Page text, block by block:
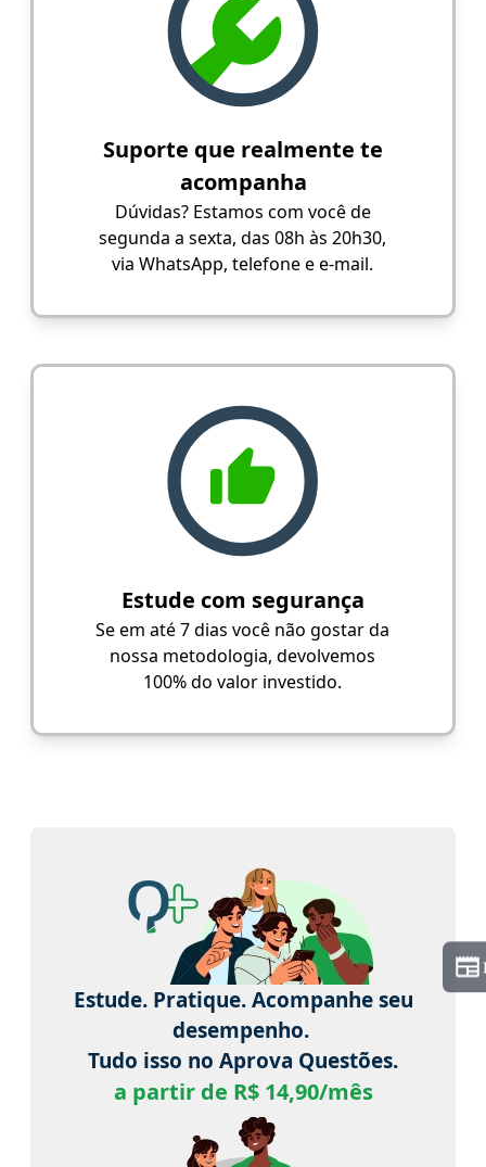
Suporte que realmente te
acompanha
Dúvidas? Estamos com você de
segunda a sexta, das 08h às 20h30,
via WhatsApp, telefone e e-mail.
Estude com segurança
Se em até 7 dias você não gostar da
nossa metodologia, devolvemos
100% do valor investido.
Estude. Pratique. Acompanhe seu
desempenho.
Tudo isso no Aprova Questões.
a partir de R$ 14,90/mês